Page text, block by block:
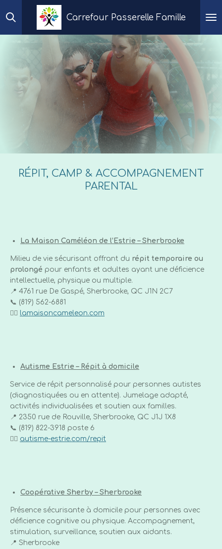
au
Carrefour Passerelle Famille
RÉPIT, CAMP & ACCOMPAGNEMENT
PARENTAL
La Maison Caméléon de l’Estrie – Sherbrooke
Milieu de vie sécurisant offrant du répit temporaire ou
prolongé pour enfants et adultes ayant une déficience
intellectuelle, physique ou multiple.
📍 4761 rue De Gaspé, Sherbrooke, QC J1N 2C7
📞 (819) 562-6881
👉🏼 lamaisoncameleon.com
Autisme Estrie – Répit à domicile
Service de répit personnalisé pour personnes autistes
(diagnostiquées ou en attente). Jumelage adapté,
activités individualisées et soutien aux familles.
📍 2350 rue de Rouville, Sherbrooke, QC J1J 1X8
📞 (819) 822-3918 poste 6
👉🏼 autisme-estrie.com/repit
Coopérative Sherby – Sherbrooke
Présence sécurisante à domicile pour personnes avec
déficience cognitive ou physique. Accompagnement,
stimulation, surveillance, soutien aux aidants.
📍 Sherbrooke